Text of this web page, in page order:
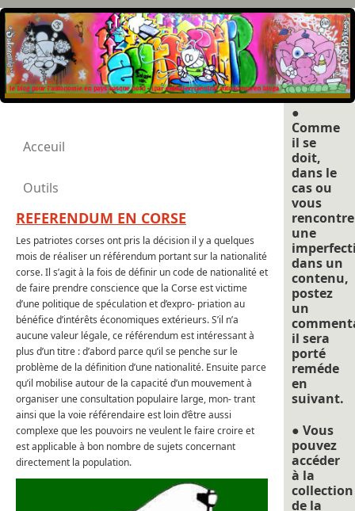
Acceuil
Outils
REFERENDUM EN CORSE
Les patriotes corses ont pris la décision il y a quelques
mois de réaliser un référendum portant sur la nationalité
corse. Il s’agit à la fois de définir un code de nationalité et
de faire prendre conscience que la Corse est victime
d’une politique de spéculation et d’expro- priation au
bénéfice d’intérêts économiques extérieurs. S’il n’a
aucune valeur légale, ce référendum est intéressant à
plus d’un titre : d’abord parce qu’il se penche sur le
problème de la définition d’une nationalité. Ensuite parce
qu’il mobilise autour de la capacité d’un mouvement à
organiser une consultation populaire large, mon- trant
ainsi que la voie référendaire est loin d’être aussi
complexe que les pouvoirs ne veulent le faire croire et
est applicable à bon nombre de sujets concernant
directement la population.
●
Comme
il se
doit,
dans le
cas ou
vous
une
dans un
contenu,
postez
un
il sera
porté
reméde
en
suivant.
● Vous
pouvez
accéder
à la
collection
de la